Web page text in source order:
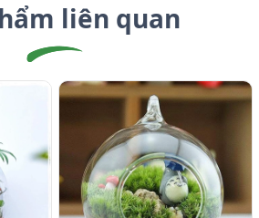
liên quan